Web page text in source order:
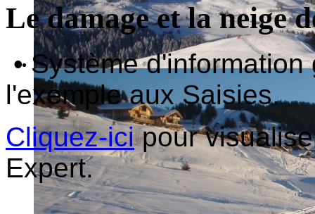
Le damage et la neige
• Système
l'exemple aux Saisies.
Cliquez-icipour
Expert.